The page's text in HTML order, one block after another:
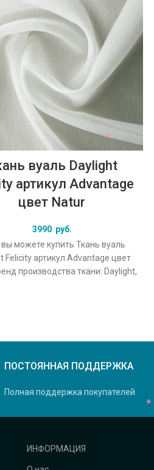
вуаль Daylight
артикул Advantage
цвет Natur
3990 руб.
вы можете купить Ткань вуаль
Felicity артикул Advantage цвет
производства ткани: Daylight,
ПОСТОЯННАЯ ПОДДЕРЖКА
Полная поддержка покупателей
ИНФОРМАЦИЯ